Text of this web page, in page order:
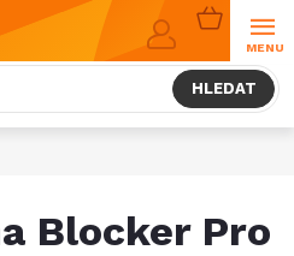
HLEDAT
NÁKUPNÍ
KOŠÍK
Blocker Pro